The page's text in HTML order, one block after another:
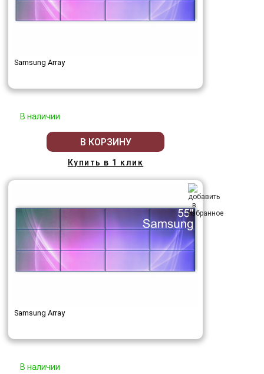
Samsung Array
В наличии
В КОРЗИНУ
Купить в 1 клик
Samsung Array
В наличии